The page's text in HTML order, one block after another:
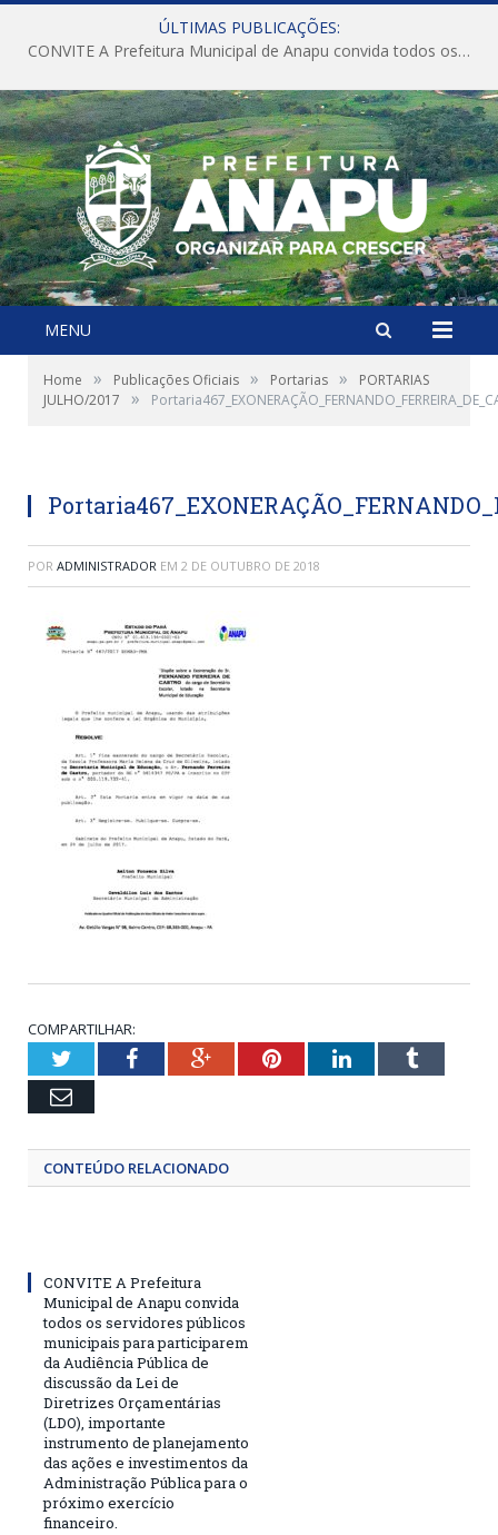
ÚLTIMAS PUBLICAÇÕES:
CONVITE A Prefeitura Municipal de Anapu convida todos os servidores públicos municipais para participarem da Audiência Pública de discussão da Lei de Diretrizes Orçamentárias (LDO), importante instrumento de planejamento das ações e investimentos da Administração Pública para o próximo exercício financeiro.
MENU
Home » Publicações Oficiais » Portarias »
PORTARIAS
JULHO/2017
»
POR ADMINISTRADOR EM 2 DE OUTUBRO DE 2018
COMPARTILHAR:
TwitterFacebookGoogle+PinterestLinkedInTumblr
Email
CONTEÚDO RELACIONADO
CONVITE A Prefeitura
Municipal de Anapu convida
todos os servidores públicos
municipais para participarem
da Audiência Pública de
discussão da Lei de
Diretrizes Orçamentárias
(LDO), importante
instrumento de planejamento
das ações e investimentos da
Administração Pública para o
próximo exercício
financeiro.